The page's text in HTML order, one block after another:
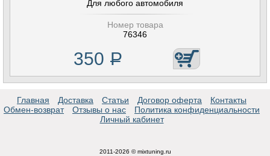
Для любого автомобиля
Номер товара
76346
350 Р
Главная Доставка Статьи Договор оферта
Контакты
Обмен-возврат
Отзывы о нас
Политика конфиденциальности
Личный кабинет
2011-2026 © mixtuning.ru